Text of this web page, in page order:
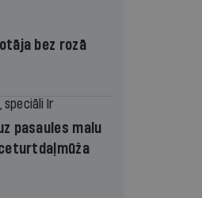
bez rozā
speciāli Ir
pasaules malu